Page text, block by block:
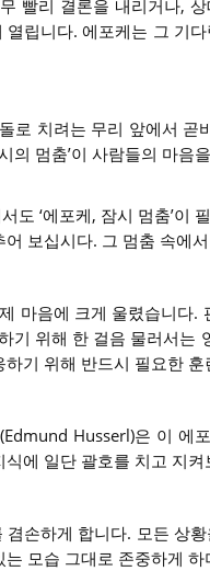
빨리 결론을 내리거나,
립니다. 에포케는 그 기
로 치려는 무리 앞에서
의 멈춤’이 사람들의 마
도 ‘에포케, 잠시 멈춤’이
보십시다. 그 멈춤 속에
마음에 크게 울렸습니다
기 위해 한 걸음 물러서는
기 위해 반드시 필요한 훈
Husserl)은 이 에
에 일단 괄호를 치고 지
겸손하게 합니다. 모든 상
모습 그대로 존중하게